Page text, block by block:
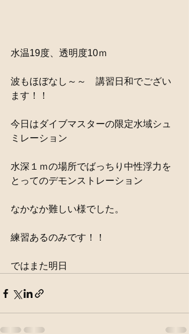
水温19度、透明度10ｍ
波もほぼなし～～　講習日和でござい
ます！！
今日はダイブマスターの限定水域シュ
ミレーション
水深１ｍの場所でばっちり中性浮力を
とってのデモンストレーション
なかなか難しい様でした。
練習あるのみです！！
ではまた明日